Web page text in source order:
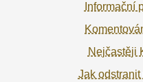
Informační
Nejčastěji
Jak